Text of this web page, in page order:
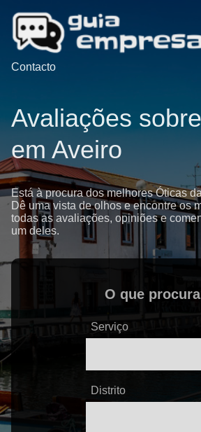
Contacto
Avaliações
em Aveiro
Está à procura dos melhores Óticas
Dê uma vista de olhos e encontre os
todas as avaliações, opiniões e
um deles.
O que
Serviço
Distrito